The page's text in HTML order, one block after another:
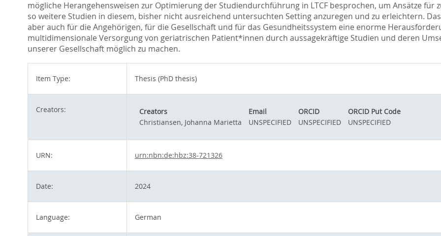
mögliche Herangehensweisen zur Optimierung der Studiendurchführung in LTCF besprochen, um Ansätze
so weitere Studien in diesem, bisher nicht ausreichend untersuchten Setting anzuregen und zu erleichtern.
aber auch für die Angehörigen, für die Gesellschaft und für das Gesundheitssystem eine enorme
multidimensionale Versorgung von geriatrischen Patient*innen durch aussagekräftige Studien und deren
unserer Gesellschaft möglich zu machen.
Item Type: Thesis (PhD thesis)
Creators: Creators Email ORCID
ORCID Put Code
Christiansen, Johanna Marietta
UNSPECIFIED UNSPECIFIED UNSPECIFIED
URN: urn:nbn:de:hbz:38-721326
Date: 2024
Language: German